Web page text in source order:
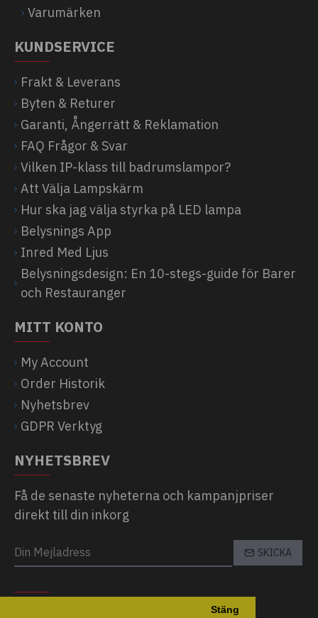
Stäng
Varumärken
KUNDSERVICE
Frakt & Leverans
Byten & Returer
Garanti, Ångerrätt & Reklamation
FAQ Frågor & Svar
Vilken IP-klass till badrumslampor?
Att Välja Lampskärm
Hur ska jag välja styrka på LED lampa
Belysnings App
Inred Med Ljus
Belysningsdesign: En 10-stegs-guide för Barer
och Restauranger
MITT KONTO
My Account
Order Historik
Nyhetsbrev
GDPR Verktyg
NYHETSBREV
Få de senaste nyheterna och kampanjpriser
direkt till din inkorg
SKICKA